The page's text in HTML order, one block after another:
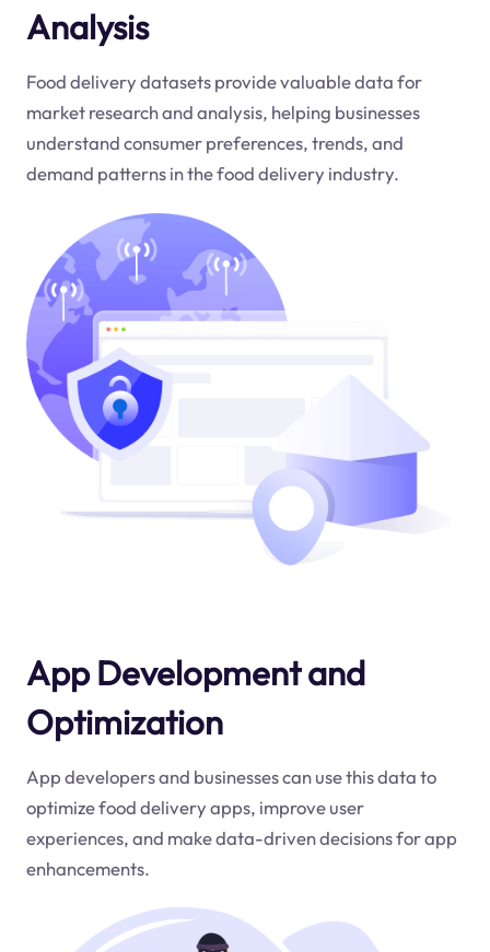
Analysis
Food delivery datasets provide valuable data for
market research and analysis, helping businesses
understand consumer preferences, trends, and
demand patterns in the food delivery industry.
App Development and
Optimization
App developers and businesses can use this data to
optimize food delivery apps, improve user
experiences, and make data-driven decisions for app
enhancements.